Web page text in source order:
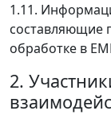
1.11.
составляющие
обработке в
2.